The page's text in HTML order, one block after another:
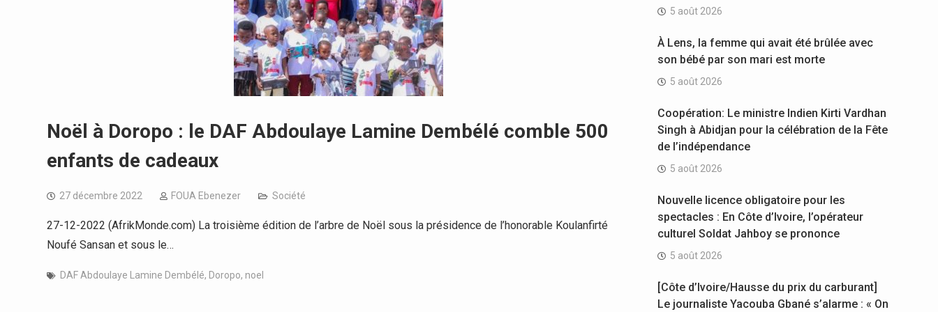
Noël à Doropo : le DAF Abdoulaye Lamine Dembélé comble 500
enfants de cadeaux
27 décembre 2022 FOUA Ebenezer Société
27-12-2022 (AfrikMonde.com) La troisième édition de l’arbre de Noël sous la présidence de l’honorable Koulanfirté
Noufé Sansan et sous le…
DAF Abdoulaye Lamine Dembélé, Doropo, noel
5 août 2026
À Lens, la femme qui avait été brûlée avec
son bébé par son mari est morte
5 août 2026
Coopération: Le ministre Indien Kirti Vardhan
Singh à Abidjan pour la célébration de la Fête
de l’indépendance
5 août 2026
Nouvelle licence obligatoire pour les
spectacles : En Côte d’Ivoire, l’opérateur
culturel Soldat Jahboy se prononce
5 août 2026
[Côte d’Ivoire/Hausse du prix du carburant]
Le journaliste Yacouba Gbané s’alarme : « On